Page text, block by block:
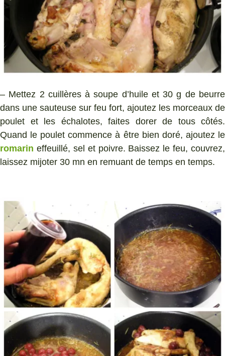
– Mettez 2 cuillères à soupe d’huile et 30 g de beurre
dans une sauteuse sur feu fort, ajoutez les morceaux de
poulet et les échalotes, faites dorer de tous côtés.
Quand le poulet commence à être bien doré, ajoutez le
romarin effeuillé, sel et poivre. Baissez le feu, couvrez,
laissez mijoter 30 mn en remuant de temps en temps.